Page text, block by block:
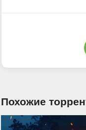
Похожие